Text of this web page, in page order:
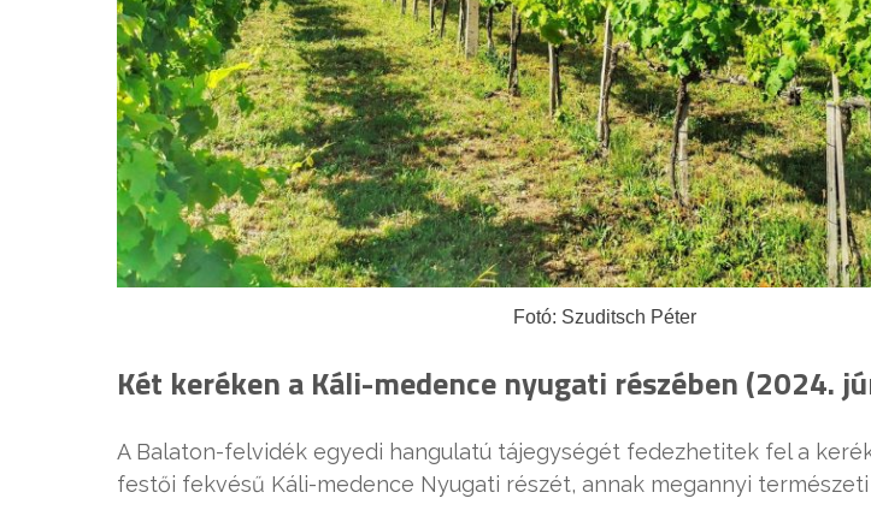
Fotó: Szuditsch Péter
Két keréken a Káli-medence nyugati részében (2024.
A Balaton-felvidék egyedi hangulatú tájegységét fedezhetitek fel a
festői fekvésű Káli-medence Nyugati részét, annak megannyi természeti